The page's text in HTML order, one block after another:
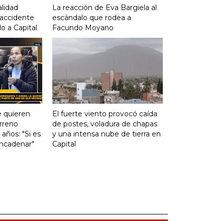
a Capital
La reacción de Eva Bargiela al
escándalo que rodea a
Facundo Moyano
quieren
"Si es
El fuerte viento provocó caída
de postes, voladura de chapas
y una intensa nube de tierra en
Capital